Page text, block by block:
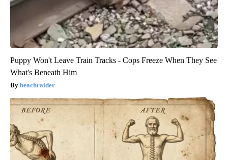
Puppy Won't Leave Train Tracks - Cops Freeze When They See
What's Beneath Him
beachraider